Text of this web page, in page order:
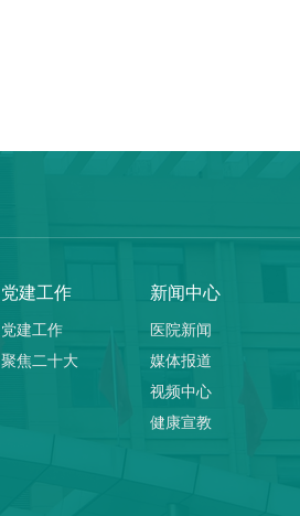
党建工作
党建工作
聚焦二十大
新闻中心
医院新闻
媒体报道
视频中心
健康宣教